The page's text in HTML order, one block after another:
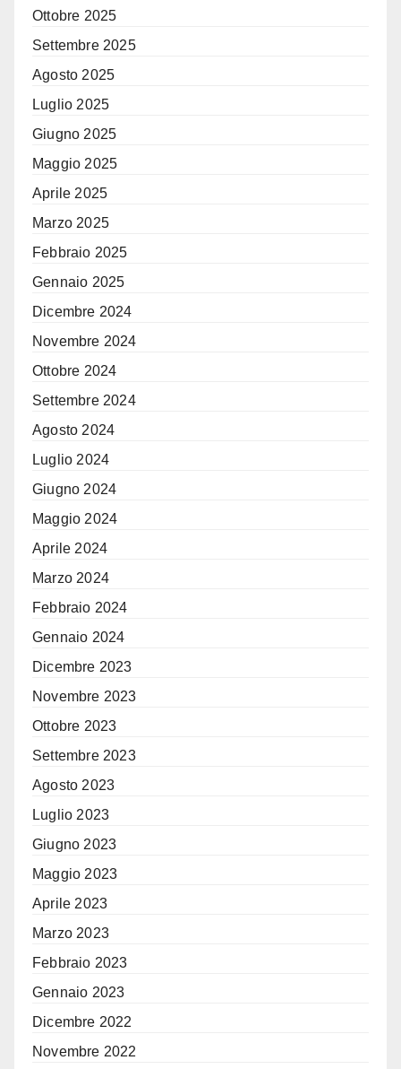
Ottobre 2025
Settembre 2025
Agosto 2025
Luglio 2025
Giugno 2025
Maggio 2025
Aprile 2025
Marzo 2025
Febbraio 2025
Gennaio 2025
Dicembre 2024
Novembre 2024
Ottobre 2024
Settembre 2024
Agosto 2024
Luglio 2024
Giugno 2024
Maggio 2024
Aprile 2024
Marzo 2024
Febbraio 2024
Gennaio 2024
Dicembre 2023
Novembre 2023
Ottobre 2023
Settembre 2023
Agosto 2023
Luglio 2023
Giugno 2023
Maggio 2023
Aprile 2023
Marzo 2023
Febbraio 2023
Gennaio 2023
Dicembre 2022
Novembre 2022